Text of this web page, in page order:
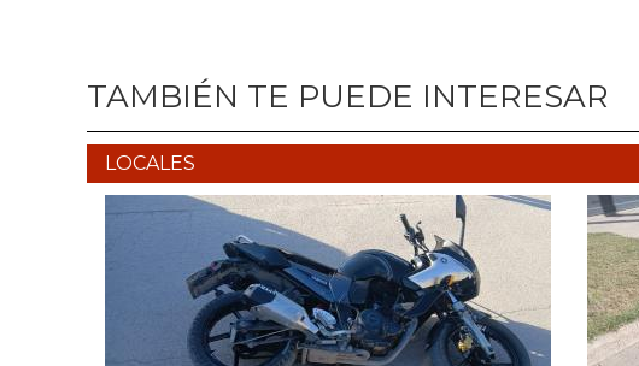
TAMBIÉN TE PUEDE INTERESAR
LOCALES